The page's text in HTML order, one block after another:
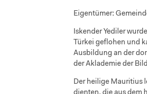
Eigentümer:
Iskender Yediler
Türkei geflohen und
Ausbildung an der
der Aklademie der
Der heilige Mauritius